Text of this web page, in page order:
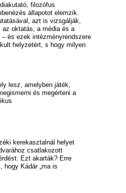
filozófus
állapotot elemzik.
azt is vizsgálják,
oktatás, a média és a
és ezek intézményrendszere
helyzetért, s hogy milyen
lesz, amelyben játék,
és megérteni a
kerekasztalnál helyet
csatlakozott
Ezt akarták? Erre
hogy Kádár „ma is